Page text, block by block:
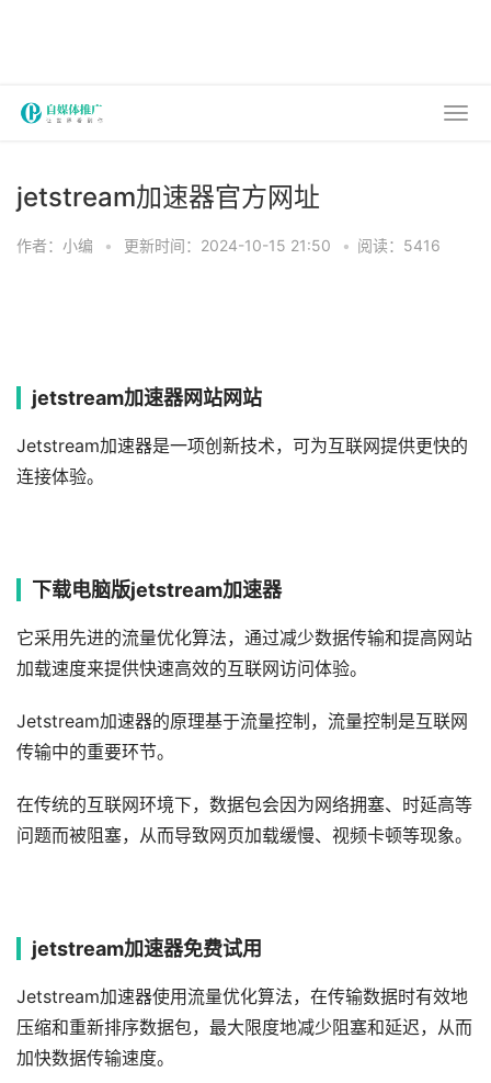
jetstream加速器官方网址
作者：小编 • 更新时间：2024-10-15 21:50 • 阅读：5416
jetstream加速器网站网站
Jetstream加速器是一项创新技术，可为互联网提供更快的
连接体验。
下载电脑版jetstream加速器
它采用先进的流量优化算法，通过减少数据传输和提高网站
加载速度来提供快速高效的互联网访问体验。
Jetstream加速器的原理基于流量控制，流量控制是互联网
传输中的重要环节。
在传统的互联网环境下，数据包会因为网络拥塞、时延高等
问题而被阻塞，从而导致网页加载缓慢、视频卡顿等现象。
jetstream加速器免费试用
Jetstream加速器使用流量优化算法，在传输数据时有效地
压缩和重新排序数据包，最大限度地减少阻塞和延迟，从而
加快数据传输速度。